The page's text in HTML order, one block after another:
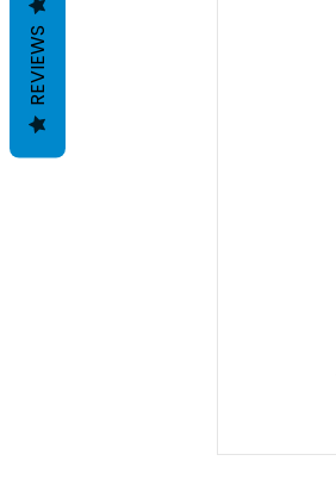
REVIEWS